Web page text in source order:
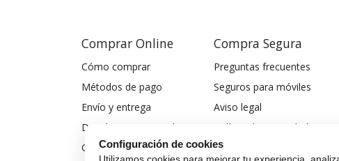
Comprar Online
Cómo comprar
Métodos de pago
Envío y entrega
Devoluciones y cambios
Garantía de compra
Compra Segura
Preguntas frecuentes
Seguros para móviles
Aviso legal
Política de privacidad
Política de cookies
Configuración de cookies